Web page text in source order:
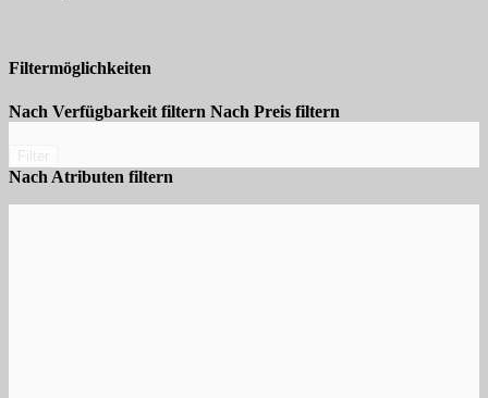
Filtermöglichkeiten
Nach Verfügbarkeit filtern Nach Preis filtern
Nach Atributen filtern